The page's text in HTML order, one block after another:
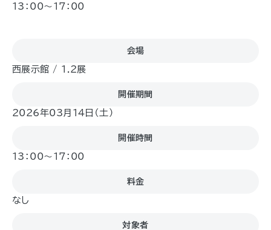
13：00～17：00
会場
西展示館 / 1.2展
開催期間
2026年03月14日（土)
開催時間
13：00～17：00
料金
なし
対象者